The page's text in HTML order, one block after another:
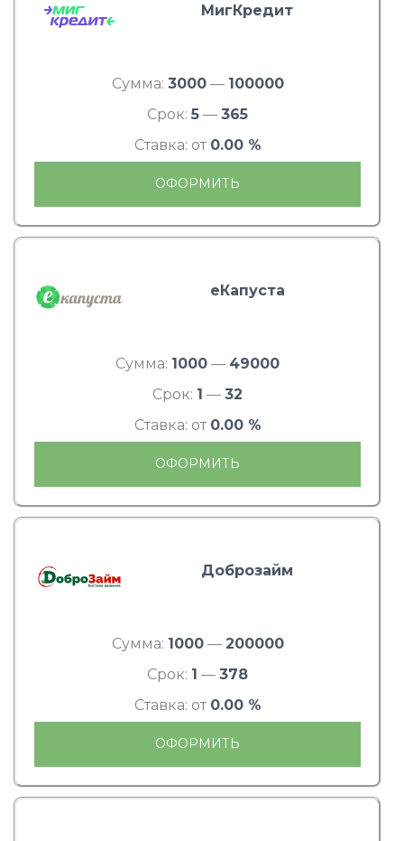
МигКредит
Сумма: 3000— 100000
Срок: 5 — 365
Ставка: от 0.00 %
ОФОРМИТЬ
еКапуста
Сумма: 1000 — 49000
Срок: 1 — 32
Ставка: от 0.00 %
ОФОРМИТЬ
Доброзайм
Сумма: 1000— 200000
Срок: 1 — 378
Ставка: от 0.00 %
ОФОРМИТЬ